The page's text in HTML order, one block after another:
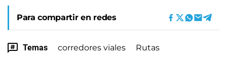
Para compartir en redes
Temas corredores viales Rutas